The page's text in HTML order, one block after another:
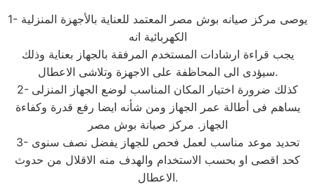
1- يوصى مركز صيانه بوش مصر المعتمد للعناية بالأجهزة المنزلية
الكهربائية انه
يجب قراءة ارشادات المستخدم المرفقة بالجهاز بعناية وذلك
سيؤدى الى المحاظفة على الاجهزة وتلاشى الاعطال.
2- كذلك ضرورة اختيار المكان المناسب لوضع الجهاز المنزلى
يساهم فى أطالة عمر الجهاز ومن شأنه ايضا رفع قدرة وكفاءة
الجهاز. مركز صيانة بوش مصر
3- تحديد موعد مناسب لعمل فحص للجهاز يفضل نصف سنوى
كحد اقصى او بحسب الاستخدام والهدف منه الاقلال من حدوث
الاعطال.